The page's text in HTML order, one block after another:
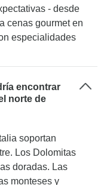
- desde
cenas gourmet en
especialidades
encontrar
norte de
soportan
Los Dolomitas
doradas. Las
monteses y